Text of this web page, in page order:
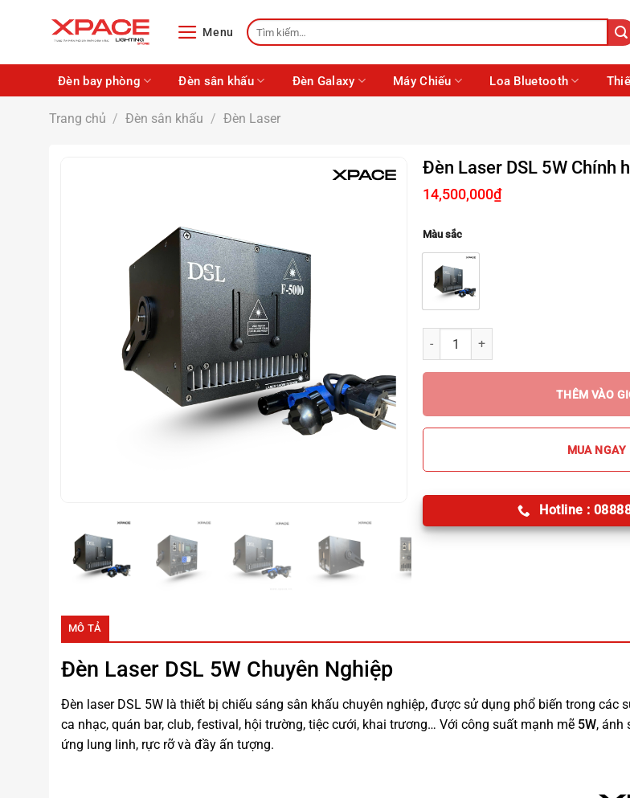
Menu
Tìm
kiếm:
Đèn bay phòng Đèn sân khấu Đèn Galaxy Máy Chiếu Loa Bluetooth
Trang chủ / Đèn sân khấu / Đèn Laser
Đèn Laser DSL 5W Chính
14,500,000₫
Màu sắc
Đèn Laser DSL 5W Chính hãng số lượng
THÊM VÀO
MUA NGAY
Hotline :
MÔ TẢ
Đèn Laser DSL 5WChuyên Nghiệp
Đèn laser DSL 5Wlà thiết bị chiếu sáng sân khấu chuyên nghiệp, được sử dụng phổ biến trong các
ca nhạc, quán bar, club, festival, hội trường, tiệc cưới, khai trương… Với công suất mạnh mẽ 5W, ánh
ứng lung linh, rực rỡ và đầy ấn tượng.